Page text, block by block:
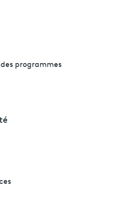
programmes